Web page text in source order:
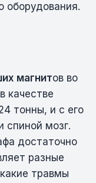
оборудования.
магнитов во
качестве
тонны, и с его
спиной мозг.
достаточно
разные
травмы